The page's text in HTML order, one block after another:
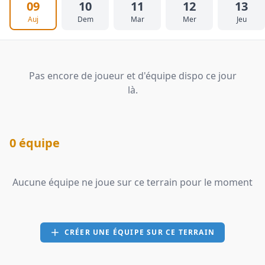
09
Auj
10
Dem
11
Mar
12
Mer
13
Jeu
Pas encore de joueur et d'équipe dispo ce jour
là.
0 équipe
Aucune équipe ne joue sur ce terrain pour le moment
CRÉER UNE ÉQUIPE SUR CE TERRAIN